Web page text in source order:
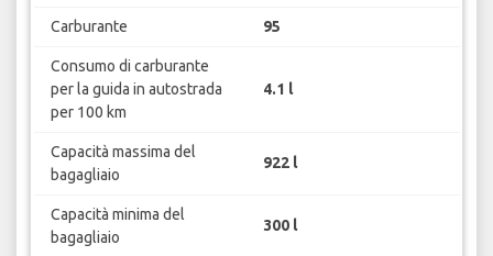
Carburante 95
Consumo di carburante
per la guida in autostrada
per 100 km
4.1 l
Capacità massima del
bagagliaio
922 l
Capacità minima del
bagagliaio
300 l